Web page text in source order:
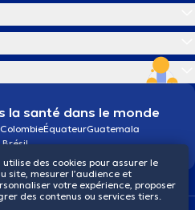
la santé dans le monde
ColombieÉquateurGuatemala
Brésil
des cookies pour assurer le
site, mesurer l’audience et
votre expérience, proposer
des contenus ou services tiers.